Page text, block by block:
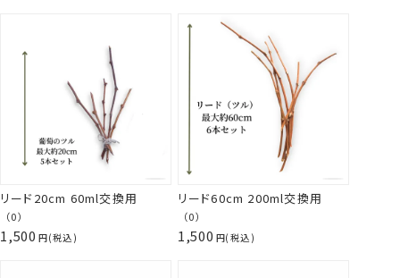
リード20cm 60ml交換用
（0）
1,500 税込
リード60cm 200ml交換用
（0）
1,500 税込